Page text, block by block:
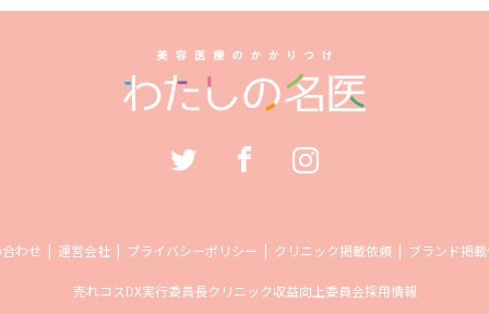
わせ 運営会社 プライバシーポリシー クリニック掲載依頼 ブランド掲
売れコスDX実行委員長クリニック収益向上委員会採用情報